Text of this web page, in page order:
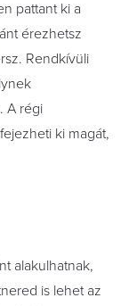
pattant ki a
érezhetsz
Rendkívüli
A régi
ki magát,
alakulhatnak,
is lehet az